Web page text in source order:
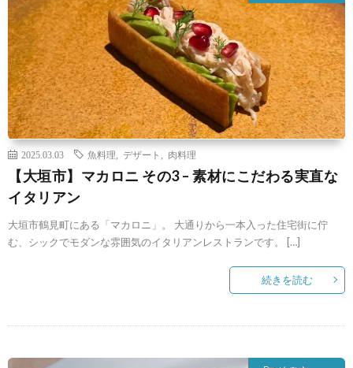
2025.03.03 魚料理 デザート 肉料理
【大垣市】マカロニ その3 – 素材にこだわる実直な
イタリアン
大垣市鶴見町にある「マカロニ」。 大通りから一本入った住宅街に佇
む、シックでモダンな雰囲気のイタリアンレストランです。 […]
続きを読む